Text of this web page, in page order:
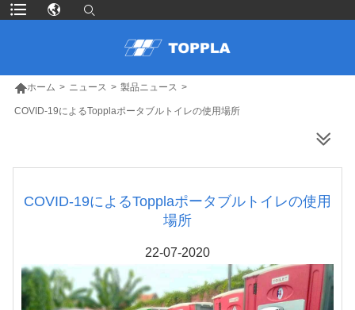
ホーム > ニュース > 製品ニュース >
COVID-19によるTopplaポータブルトイレの使用場所
COVID-19によるTopplaポータブルトイレの使用
場所
22-07-2020